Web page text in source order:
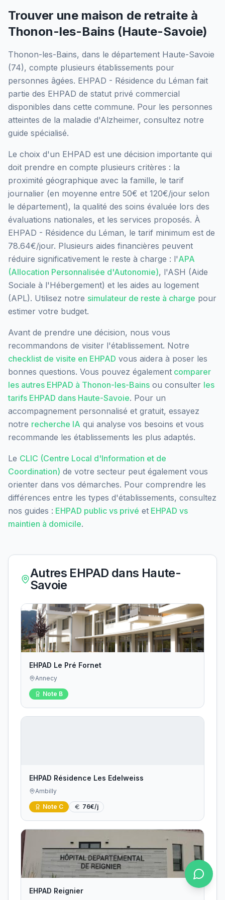
Trouver une maison de retraite à
Thonon-les-Bains (Haute-Savoie)
Thonon-les-Bains, dans le département Haute-Savoie
(74), compte plusieurs établissements pour
personnes âgées. EHPAD - Résidence du Léman fait
partie des EHPAD de statut privé commercial
disponibles dans cette commune. Pour les personnes
atteintes de la maladie d'Alzheimer, consultez notre
guide spécialisé.
Le choix d'un EHPAD est une décision importante qui
doit prendre en compte plusieurs critères : la
proximité géographique avec la famille, le tarif
journalier (en moyenne entre 50€ et 120€/jour selon
le département), la qualité des soins évaluée lors des
évaluations nationales, et les services proposés. À
EHPAD - Résidence du Léman, le tarif minimum est de
78.64€/jour. Plusieurs aides financières peuvent
réduire significativement le reste à charge : l'APA
(Allocation Personnalisée d'Autonomie), l'ASH (Aide
Sociale à l'Hébergement) et les aides au logement
(APL). Utilisez notre simulateur de reste à charge pour
estimer votre budget.
Avant de prendre une décision, nous vous
recommandons de visiter l'établissement. Notre
checklist de visite en EHPAD vous aidera à poser les
bonnes questions. Vous pouvez également comparer
les autres EHPAD à Thonon-les-Bains ou consulter les
tarifs EHPAD dans Haute-Savoie. Pour un
accompagnement personnalisé et gratuit, essayez
notre recherche IA qui analyse vos besoins et vous
recommande les établissements les plus adaptés.
Le CLIC (Centre Local d'Information et de
Coordination) de votre secteur peut également vous
orienter dans vos démarches. Pour comprendre les
différences entre les types d'établissements, consultez
nos guides : EHPAD public vs privé et EHPAD vs
maintien à domicile.
Autres EHPAD dans Haute-
Savoie
EHPAD Le Pré Fornet
Annecy
Note B
EHPAD Résidence Les Edelweiss
Ambilly
Note C 76€/j
EHPAD Reignier